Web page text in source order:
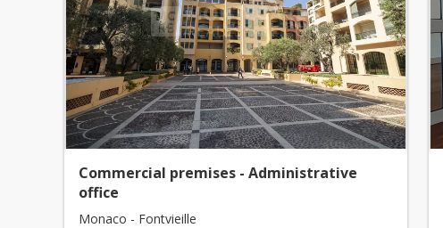
Commercial premises - Administrative
office
Monaco - Fontvieille